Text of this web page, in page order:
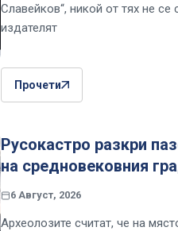
Славейков“, никой от тях не
издателят
Прочети
Русокастро разкри
на средновековния
6 Август, 2026
Археолозите считат, че на